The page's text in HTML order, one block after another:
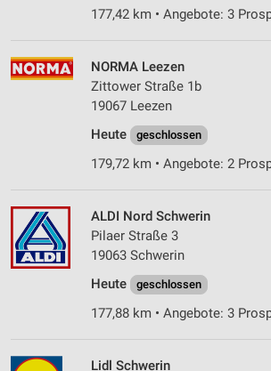
177,42 km • Angebote: 3
NORMA Leezen
Zittower Straße 1b
19067 Leezen
Heute
geschlossen
179,72 km • Angebote: 2
ALDI Nord Schwerin
Pilaer Straße 3
19063 Schwerin
Heute
geschlossen
177,88 km • Angebote: 3
Lidl Schwerin